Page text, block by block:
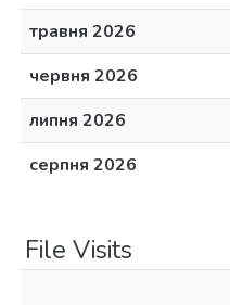
травня 2026
червня 2026
липня 2026
серпня 2026
File Visits